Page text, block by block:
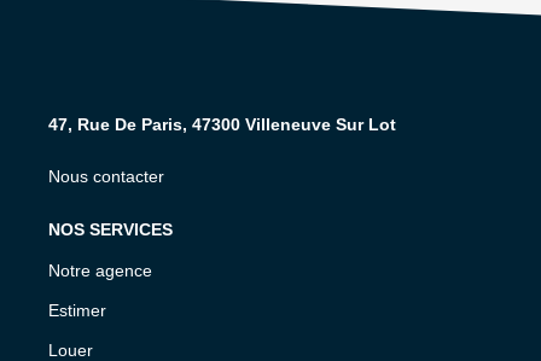
47, Rue De Paris, 47300 Villeneuve Sur Lot
Nous contacter
NOS SERVICES
Notre agence
Estimer
Louer